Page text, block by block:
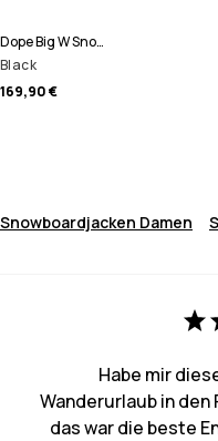
Dope Big W Snowboardhose Damen
Black
169,90 €
Snowboardjacken Damen
Habe mir
Wanderurlaub in
das war die beste